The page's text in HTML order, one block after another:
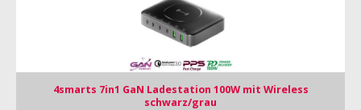
4smarts 7in1 GaN Ladestation 100W mit Wireless
schwarz/grau